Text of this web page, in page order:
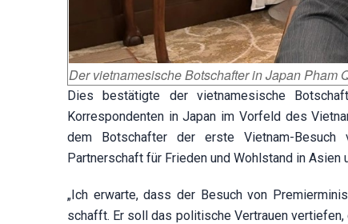
Der vietnamesische Botschafter in Japan Pham
Dies bestätigte der vietnamesische
Korrespondenten in Japan im Vorfeld des
dem Botschafter der erste Vietnam-
Partnerschaft für Frieden und Wohlstand in Asien
„Ich erwarte, dass der Besuch von
schafft. Er soll das politische Vertrauen